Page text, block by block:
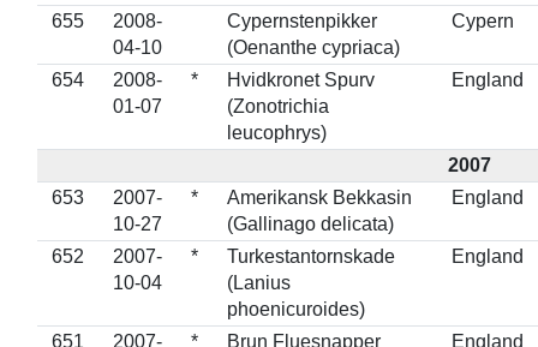
655
2008-
04-10
Cypernstenpikker
(Oenanthe cypriaca)
Cypern
654
2008-
01-07
*
Hvidkronet Spurv
(Zonotrichia
leucophrys)
England
2007
653
2007-
10-27
*
Amerikansk Bekkasin
(Gallinago delicata)
England
652
2007-
10-04
*
Turkestantornskade
(Lanius
phoenicuroides)
England
651
2007-
*
Brun Fluesnapper
England